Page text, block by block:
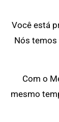
Você está
Nós temos
Com o
mesmo